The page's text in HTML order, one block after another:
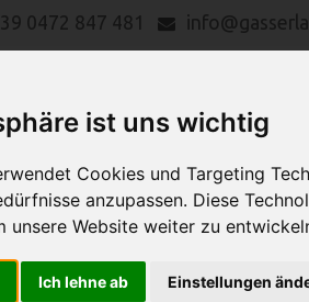
ist uns wichtig
Cookies und Targeting
anzupassen. Diese
unsere Website weiter zu
Ich lehne ab Einstellungen
0472 847 481